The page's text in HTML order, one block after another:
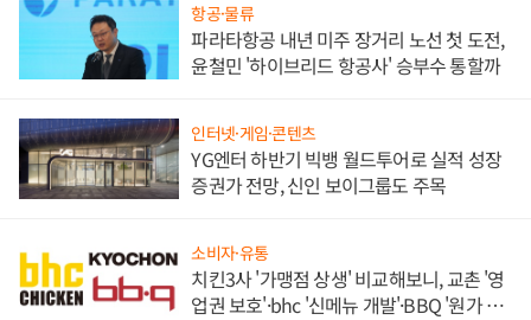
항공·물류
파라타항공 내년 미주 장거리 노선 첫 도전,
윤철민 '하이브리드 항공사' 승부수 통할까
인터넷·게임·콘텐츠
YG엔터 하반기 빅뱅 월드투어로 실적 성장
증권가 전망, 신인 보이그룹도 주목
소비자·유통
치킨3사 '가맹점 상생' 비교해보니, 교촌 '영
업권 보호'·bhc '신메뉴 개발'·BBQ '원가 부